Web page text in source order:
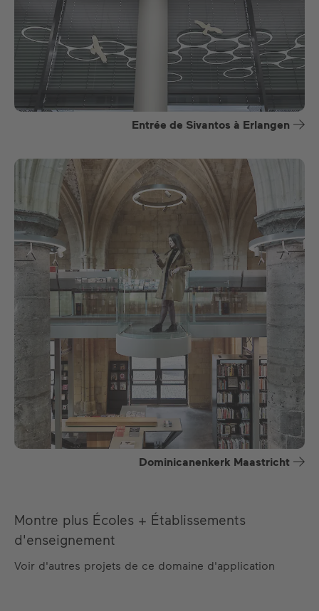
Entrée de Sivantos à Erlangen
Dominicanenkerk Maastricht
Montre plus Écoles + Établissements
d'enseignement
Voir d'autres projets de ce domaine d'application